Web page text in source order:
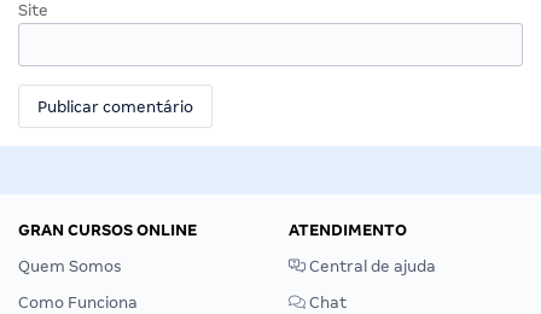
Site
GRAN CURSOS ONLINE
Quem Somos
Como Funciona
ATENDIMENTO
Central de ajuda
Chat